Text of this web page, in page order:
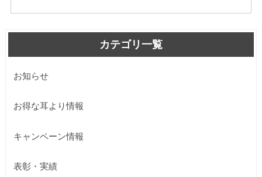
カテゴリ一覧
お知らせ
お得な耳より情報
キャンペーン情報
表彰・実績